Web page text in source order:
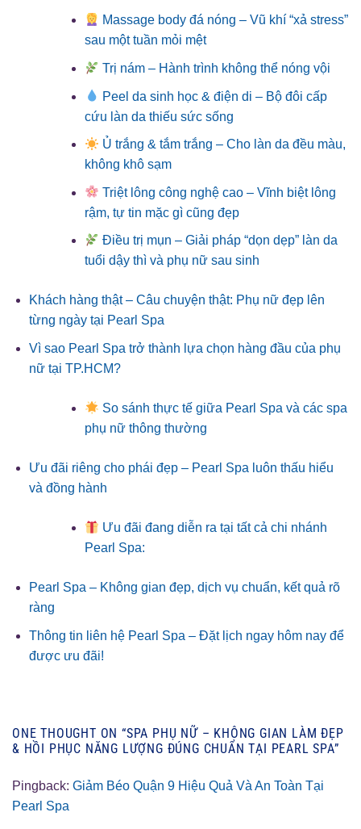
Massage body đá nóng – Vũ khí “xả stress”
sau một tuần mỏi mệt
Trị nám – Hành trình không thể nóng vội
Peel da sinh học & điện di – Bộ đôi cấp
cứu làn da thiếu sức sống
Ủ trắng & tắm trắng – Cho làn da đều màu,
không khô sạm
Triệt lông công nghệ cao – Vĩnh biệt lông
rậm, tự tin mặc gì cũng đẹp
Điều trị mụn – Giải pháp “dọn dẹp” làn da
tuổi dậy thì và phụ nữ sau sinh
Khách hàng thật – Câu chuyện thật: Phụ nữ đẹp lên
từng ngày tại Pearl Spa
Vì sao Pearl Spa trở thành lựa chọn hàng đầu của phụ
nữ tại TP.HCM?
So sánh thực tế giữa Pearl Spa và các spa
phụ nữ thông thường
Ưu đãi riêng cho phái đẹp – Pearl Spa luôn thấu hiểu
và đồng hành
Ưu đãi đang diễn ra tại tất cả chi nhánh
Pearl Spa:
Pearl Spa – Không gian đẹp, dịch vụ chuẩn, kết quả rõ
ràng
Thông tin liên hệ Pearl Spa – Đặt lịch ngay hôm nay để
được ưu đãi!
ONE THOUGHT ON “SPA PHỤ NỮ – KHÔNG GIAN LÀM ĐẸP
& HỒI PHỤC NĂNG LƯỢNG ĐÚNG CHUẨN TẠI PEARL SPA”
Pingback: Giảm Béo Quận 9 Hiệu Quả Và An Toàn Tại
Pearl Spa